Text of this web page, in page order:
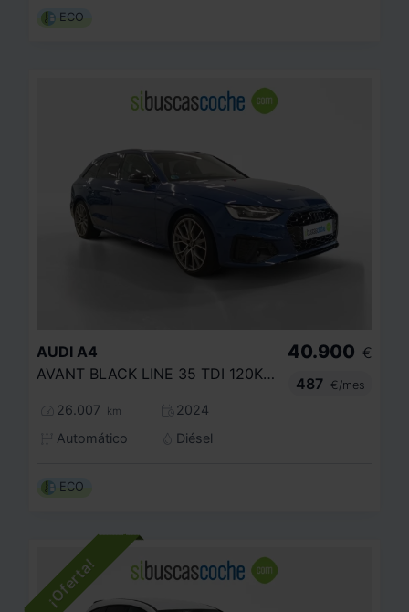
ECO
AUDI A4
AVANT BLACK LINE 35 TDI 120KW S TRONIC
26.007 km
2024
Automático
Diésel
40.900 €
487
€/mes
ECO